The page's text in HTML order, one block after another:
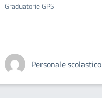
Graduatorie GPS
Personale scolastico